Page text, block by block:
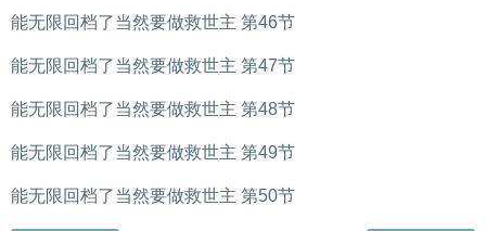
能无限回档了当然要做救世主 第46节
能无限回档了当然要做救世主 第47节
能无限回档了当然要做救世主 第48节
能无限回档了当然要做救世主 第49节
能无限回档了当然要做救世主 第50节